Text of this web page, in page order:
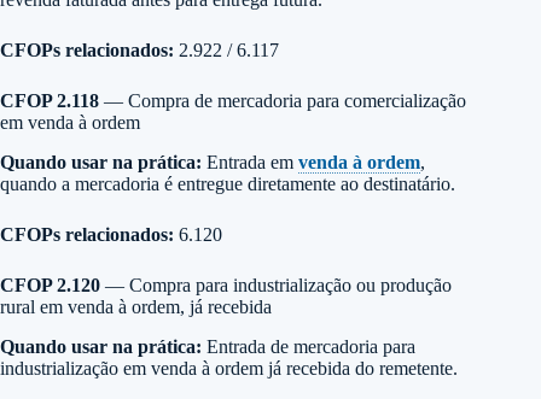
CFOPs relacionados: 2.922 / 6.117
CFOP 2.118 — Compra de mercadoria para comercialização
em venda à ordem
Quando usar na prática: Entrada em venda à ordem,
quando a mercadoria é entregue diretamente ao destinatário.
CFOPs relacionados: 6.120
CFOP 2.120 — Compra para industrialização ou produção
rural em venda à ordem, já recebida
Quando usar na prática: Entrada de mercadoria para
industrialização em venda à ordem já recebida do remetente.